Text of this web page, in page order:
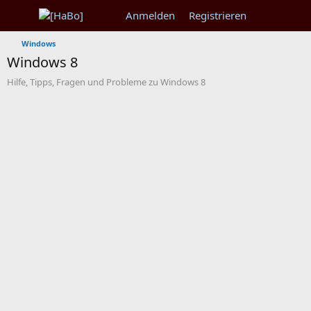
Anmelden Registrieren
Windows
Windows 8
Hilfe, Tipps, Fragen und Probleme zu Windows 8